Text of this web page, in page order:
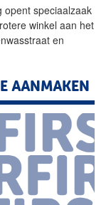
opent speciaalzaak
winkel aan het
en
AANMAKEN